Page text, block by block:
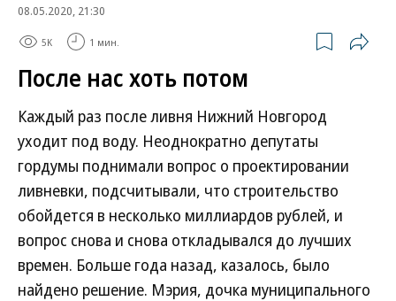
08.05.2020, 21:30
5K 1 мин.
После нас хоть потом
Каждый раз после ливня Нижний Новгород
уходит под воду. Неоднократно депутаты
гордумы поднимали вопрос о проектировании
ливневки, подсчитывали, что строительство
обойдется в несколько миллиардов рублей, и
вопрос снова и снова откладывался до лучших
времен. Больше года назад, казалось, было
найдено решение. Мэрия, дочка муниципального